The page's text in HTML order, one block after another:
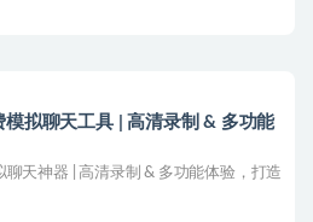
模拟聊天工具 | 高清录制 & 多功能
聊天神器 | 高清录制 & 多功能体验，打造